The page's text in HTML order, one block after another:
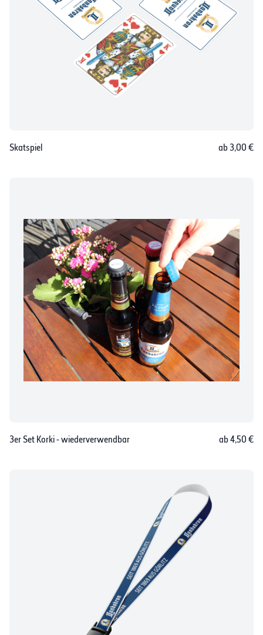
Skatspiel ab 3,00 €
3er Set Korki - wiederverwendbar ab 4,50 €